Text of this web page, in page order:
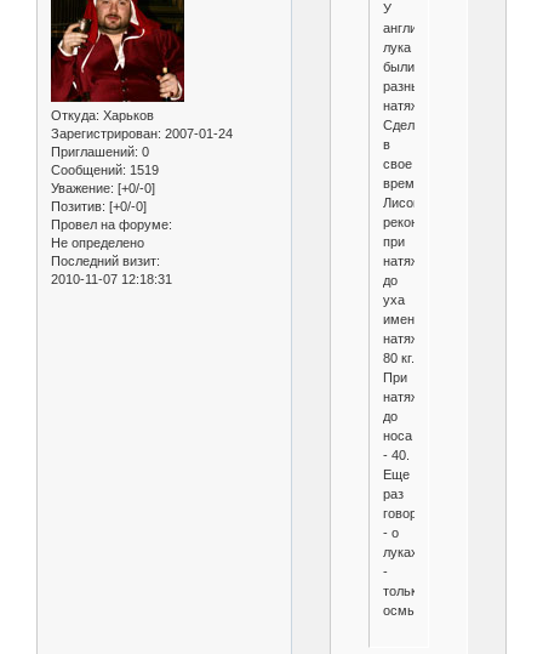
Откуда: Харьков
Зарегистрирован: 2007-01-24
Приглашений: 0
Сообщений: 1519
Уважение: [+0/-0]
Позитив: [+0/-0]
Провел на форуме:
Не определено
Последний визит:
2010-11-07 12:18:31
У
английского
лука
были
разные
натяжки.
Сделанная
в
свое
время
Лисом
реконструкция
при
натяжении
до
уха
имена
натяжку
80 кг.
При
натяжении
до
носа
- 40.
Еще
раз
говорю
- о
луках
-
только
осмысленно.